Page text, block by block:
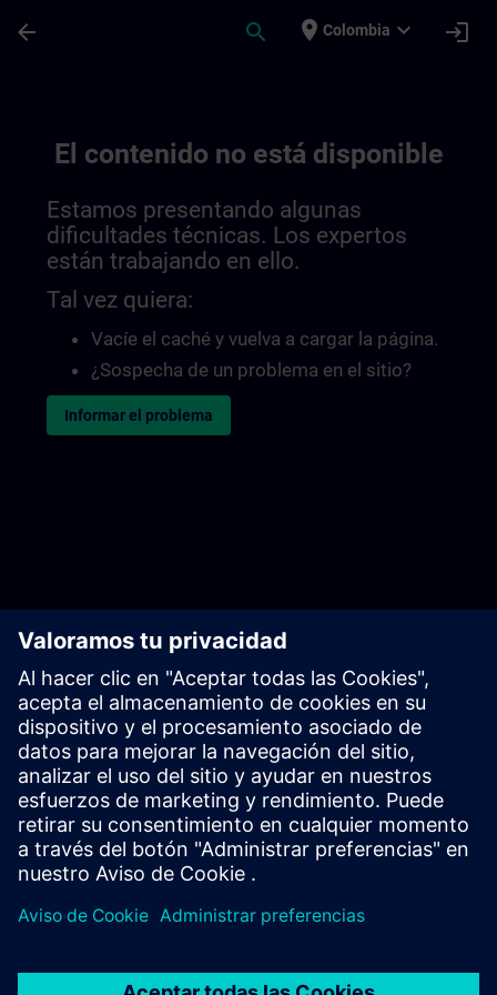
arrow_back search place Colombia expand_more login
El contenido no está disponible
Estamos presentando algunas
dificultades técnicas. Los expertos
están trabajando en ello.
Tal vez quiera:
Vacíe el caché y vuelva a cargar la página.
¿Sospecha de un problema en el sitio?
Informar el problema